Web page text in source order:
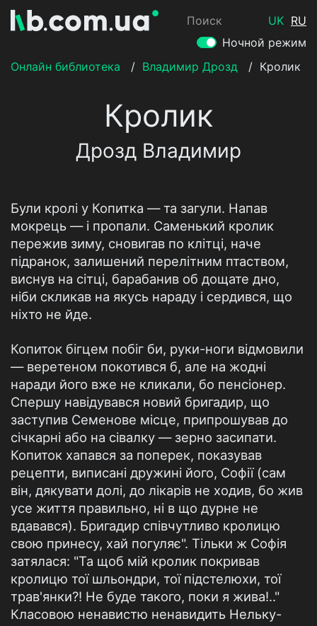
Поиск UK RU
Ночной режим
Онлайн библиотека
/ Владимир Дрозд / Кролик
Кролик
Дрозд Владимир
Були кролі у Копитка — та загули. Напав
мокрець — і пропали. Саменький кролик
пережив зиму, сновигав по клітці, наче
підранок, залишений перелітним птаством,
виснув на сітці, барабанив об дощате дно,
ніби скликав на якусь нараду і сердився, що
ніхто не йде.
Копиток бігцем побіг би, руки-ноги відмовили
— веретеном покотився б, але на жодні
наради його вже не кликали, бо пенсіонер.
Спершу навідувався новий бригадир, що
заступив Семенове місце, припрошував до
січкарні або на сівалку — зерно засипати.
Копиток хапався за поперек, показував
рецепти, виписані дружині його, Софії (сам
він, дякувати долі, до лікарів не ходив, бо жив
усе життя правильно, ні в що дурне не
вдавався). Бригадир співчутливо кролицю
свою принесу, хай погуляє". Тільки ж Софія
затялася: "Та щоб мій кролик покривав
кролицю тої шльондри, тої підстелюхи, тої
трав'янки?! Не буде такого, поки я жива!.."
Класовою ненавистю ненавидить Нельку-